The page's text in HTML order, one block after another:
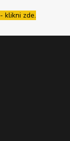
klikni zde.